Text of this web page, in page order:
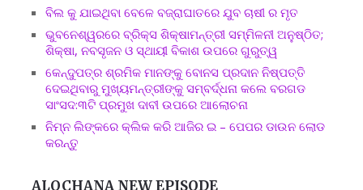
ବିଲ କୁ ଯାଇଥିବା ବେଳେ ବଜ୍ରାଘାତରେ ଯୁବ ଚାଷୀ ର ମୃତ
ଭୁବନେଶ୍ୱରରେ ବ୍ରିକ୍ସ ଶିକ୍ଷାମନ୍ତ୍ରୀ ସମ୍ମିଳନୀ ଅନୁଷ୍ଠିତ;
ଶିକ୍ଷା, ନବସୃଜନ ଓ ସ୍ଥାୟୀ ବିକାଶ ଉପରେ ଗୁରୁତ୍ୱ
କେନ୍ଦୁପତ୍ର ଶ୍ରମିକ ମାନଙ୍କୁ ବୋନସ ପ୍ରଦାନ ନିଷ୍ପତ୍ତି
ଦେଇଥିବାରୁ ମୁଖ୍ୟମନ୍ତ୍ରୀଙ୍କୁ ସମ୍ବର୍ଦ୍ଧନା କଲେ ବରଗଡ
ସାଂସଦ:୩ଟି ପ୍ରମୁଖ ଦାବୀ ଉପରେ ଆଲୋଚନା
ନିମ୍ନ ଲିଙ୍କରେ କ୍ଲିକ କରି ଆଜିର ଇ – ପେପର ଡାଉନ ଲୋଡ
କରନ୍ତୁ
ALOCHANA NEW EPISODE